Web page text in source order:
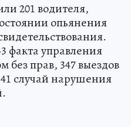
201 водителя,
опьянения
факта управления
без прав, 347 выездов
случай нарушения